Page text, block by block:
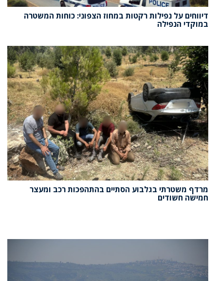
דיווחים על נפילות רקטות במחוז הצפוני: כוחות המשטרה
במוקדי הנפילה
מרדף משטרתי בגלבוע הסתיים בהתהפכות רכב ומעצר
חמישה חשודים